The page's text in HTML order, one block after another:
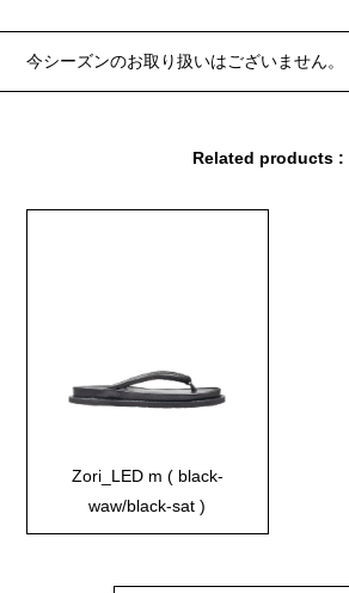
今シーズンのお取り扱いはございません。
Related products :
Zori_LED m ( black-
waw/black-sat )